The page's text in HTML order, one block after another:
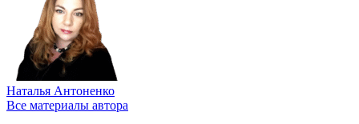
Наталья Антоненко
Все материалы автора